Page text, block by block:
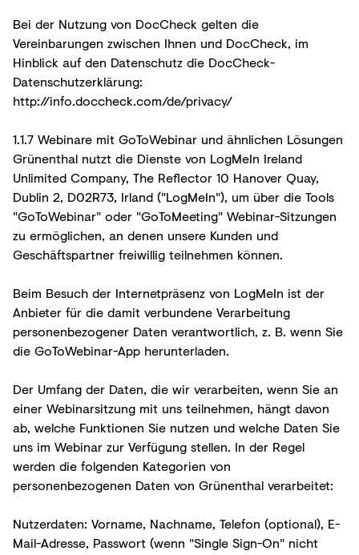
Bei der Nutzung von DocCheck gelten die
Vereinbarungen zwischen Ihnen und DocCheck, im
Hinblick auf den Datenschutz die DocCheck-
Datenschutzerklärung:
http://info.doccheck.com/de/privacy/
1.1.7 Webinare mit GoToWebinar und ähnlichen Lösungen
Grünenthal nutzt die Dienste von LogMeIn Ireland
Unlimited Company, The Reflector 10 Hanover Quay,
Dublin 2, D02R73, Irland ("LogMeIn"), um über die Tools
"GoToWebinar" oder "GoToMeeting" Webinar-Sitzungen
zu ermöglichen, an denen unsere Kunden und
Geschäftspartner freiwillig teilnehmen können.
Beim Besuch der Internetpräsenz von LogMeIn ist der
Anbieter für die damit verbundene Verarbeitung
personenbezogener Daten verantwortlich, z. B. wenn Sie
die GoToWebinar-App herunterladen.
Der Umfang der Daten, die wir verarbeiten, wenn Sie an
einer Webinarsitzung mit uns teilnehmen, hängt davon
ab, welche Funktionen Sie nutzen und welche Daten Sie
uns im Webinar zur Verfügung stellen. In der Regel
werden die folgenden Kategorien von
personenbezogenen Daten von Grünenthal verarbeitet:
Nutzerdaten: Vorname, Nachname, Telefon (optional), E-
Mail-Adresse, Passwort (wenn "Single Sign-On" nicht